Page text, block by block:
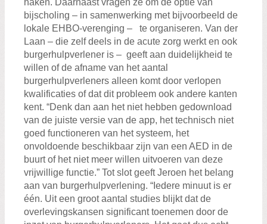
haken. Daarnaast vragen ze om de optie van
bijscholing – in samenwerking met bijvoorbeeld de
lokale EHBO-verenging – te organiseren. Van der
Laan – die zelf deels in de acute zorg werkt en ook
burgerhulpverlener is – geeft aan duidelijkheid te
willen of de afname van het aantal
burgerhulpverleners alleen komt door verlopen
kwalificaties of dat dit probleem ook andere kanten
kent. “Denk dan aan het niet hebben gedownload
van de juiste versie van de app, het technisch niet
goed functioneren van het systeem, het
onvoldoende beschikbaar zijn van een AED in de
buurt of het niet meer willen uitvoeren van deze
vrijwillige functie.” Tot slot geeft Jeroen het belang
aan van burgerhulpverlening. “Iedere minuut is er
één. Uit een groot aantal studies blijkt dat de
overlevingskansen significant toenemen door de